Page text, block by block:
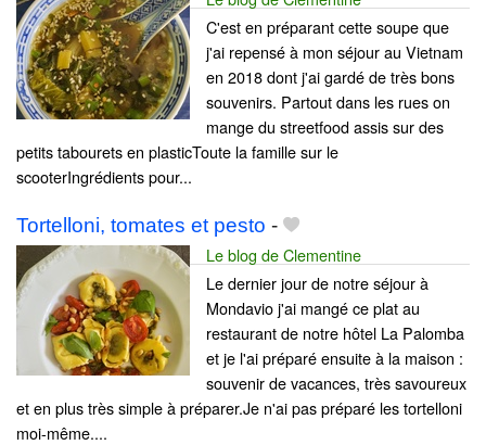
C'est en préparant cette soupe que
j'ai repensé à mon séjour au Vietnam
en 2018 dont j'ai gardé de très bons
souvenirs. Partout dans les rues on
mange du streetfood assis sur des
petits tabourets en plasticToute la famille sur le
scooterIngrédients pour...
Tortelloni, tomates et pesto -
Le blog de Clementine
Le dernier jour de notre séjour à
Mondavio j'ai mangé ce plat au
restaurant de notre hôtel La Palomba
et je l'ai préparé ensuite à la maison :
souvenir de vacances, très savoureux
et en plus très simple à préparer.Je n'ai pas préparé les tortelloni
moi-même....